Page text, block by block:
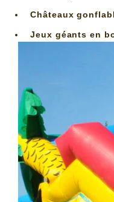
Châteaux
Jeux géants en